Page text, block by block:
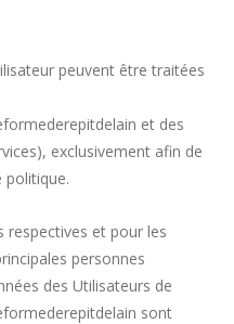
peuvent être traitées
et des
exclusivement afin de
politique.
respectives et pour les
personnes
des Utilisateurs de
sont